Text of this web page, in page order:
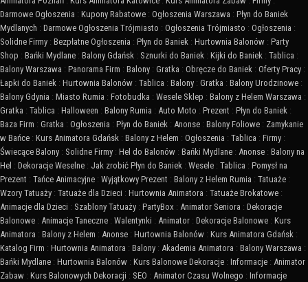
Darmowe Ogłoszenia : Kupony Rabatowe : Ogłoszenia Warszawa : Płyn do Baniek
Mydlanych : Darmowe Ogłoszenia Trójmiasto : Ogłoszenia Trójmiasto : Ogłoszenia :
Solidne Firmy : Bezpłatne Ogłoszenia : Płyn do Baniek : Hurtownia Balonów : Party
Shop : Bańki Mydlane : Balony Gdańsk : Sznurki do Baniek : Kijki do Baniek : Tablica :
Balony Warszawa : Panorama Firm : Balony : Gratka : Obręcze do Baniek : Oferty Pracy :
Łapki do Baniek : Hurtownia Balonów : Tablica : Balony : Gratka : Balony Urodzinowe :
Balony Gdynia : Miasto Rumia : Fotobudka : Wesele Sklep : Balony z Helem Warszawa :
Gratka : Tablica : Halloween : Balony Rumia : Auto Moto : Prezent : Płyn do Baniek :
Baza Firm : Gratka : Ogłoszenia : Płyn do Baniek : Anonse : Balony Foliowe : Zamykanie
w Bańce : Kurs Animatora Gdańsk : Balony z Helem : Ogłoszenia : Tablica : Firmy :
Świecące Balony : Solidne Firmy : Hel do Balonów : Bańki Mydlane : Anonse : Balony na
Hel : Dekoracje Weselne : Jak zrobić Płyn do Baniek : Wesele : Tablica : Pomysł na
Prezent : Tańce Animacyjne : Wyjątkowy Prezent : Balony z Helem Rumia : Tatuaże :
Wzory Tatuaży : Tatuaże dla Dzieci : Hurtownia Animatora : Tatuaże Brokatowe :
Animacje dla Dzieci : Szablony Tatuaży : PartyBox : Animator Seniora : Dekoracje
Balonowe : Animacje Taneczne : Walentynki : Animator : Dekoracje Balonowe : Kurs
Animatora : Balony z Helem : Anonse : Hurtownia Balonów : Kurs Animatora Gdańsk :
Katalog Firm : Hurtownia Animatora : Balony : Akademia Animatora : Balony Warszawa :
Bańki Mydlane : Hurtownia Balonów : Kurs Balonowe Dekoracje : Informacje : Animator
Zabaw : Kurs Balonowych Dekoracji : SEO : Animator Czasu Wolnego : Informacje